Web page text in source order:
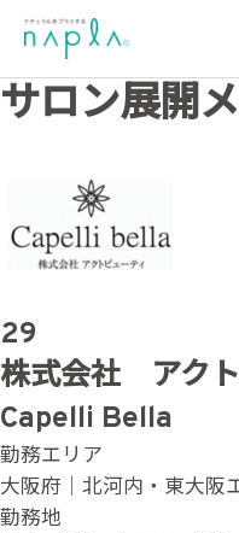
Skip
to
サロン展開
29
株式会社 アクト
Capelli Bella
勤務エリア
大阪府｜北河内・東大阪
勤務地